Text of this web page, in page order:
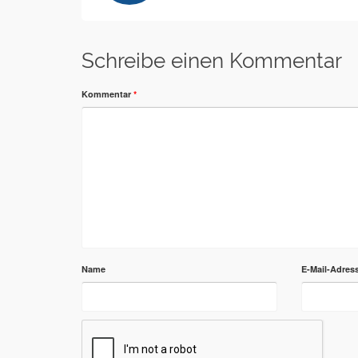
Schreibe einen Kommentar
Kommentar *
Name E-Mail-